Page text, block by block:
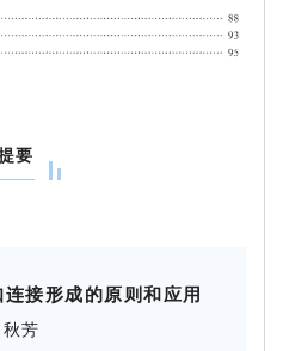
要
接形成的原则和应用
芳